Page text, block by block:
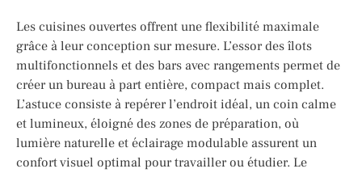
Les cuisines ouvertes offrent une flexibilité maximale
grâce à leur conception sur mesure. L’essor des îlots
multifonctionnels et des bars avec rangements permet de
créer un bureau à part entière, compact mais complet.
L’astuce consiste à repérer l’endroit idéal, un coin calme
et lumineux, éloigné des zones de préparation, où
lumière naturelle et éclairage modulable assurent un
confort visuel optimal pour travailler ou étudier. Le